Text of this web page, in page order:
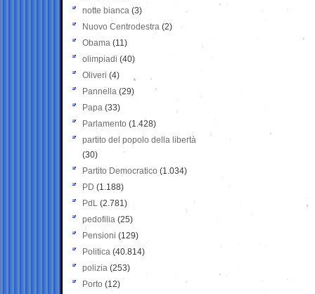
notte bianca (3)
Nuovo Centrodestra (2)
Obama (11)
olimpiadi (40)
Oliveri (4)
Pannella (29)
Papa (33)
Parlamento (1.428)
partito del popolo della libertà
(30)
Partito Democratico (1.034)
PD (1.188)
PdL (2.781)
pedofilia (25)
Pensioni (129)
Politica (40.814)
polizia (253)
Porto (12)